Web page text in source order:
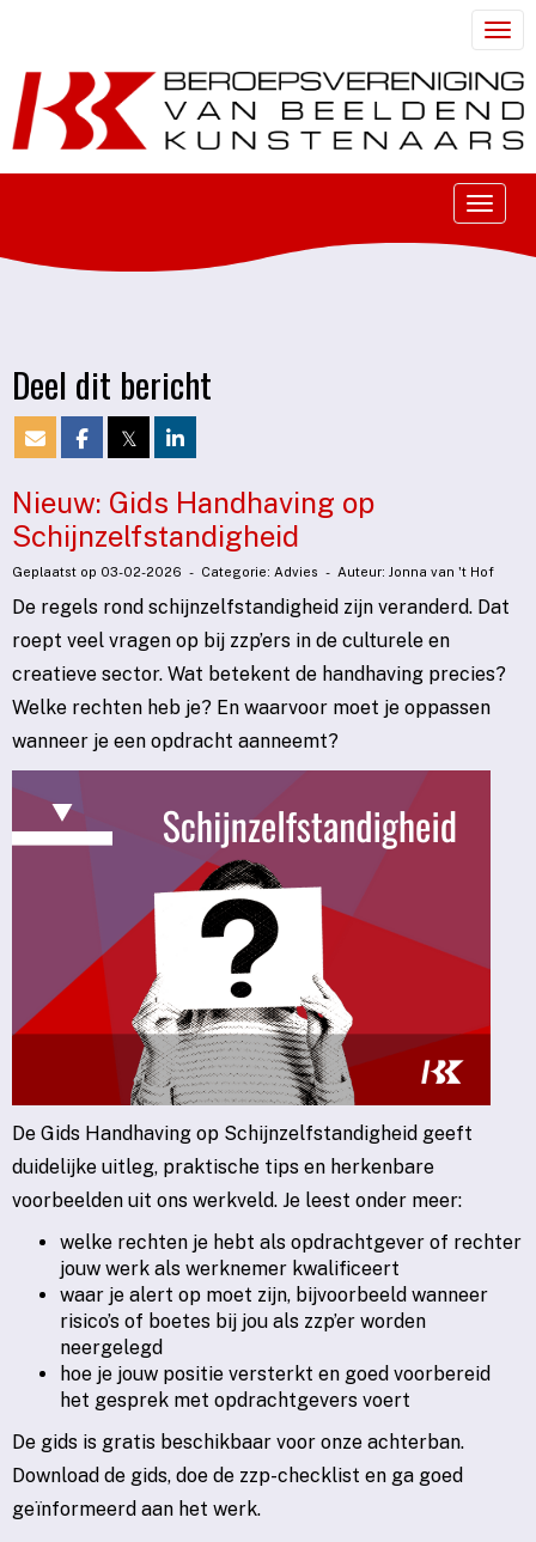
Deel dit bericht
𝕏
Nieuw: Gids Handhaving op
Schijnzelfstandigheid
Geplaatst op 03-02-2026 - Categorie: Advies - Auteur: Jonna van 't Hof
De regels rond schijnzelfstandigheid zijn veranderd. Dat
roept veel vragen op bij zzp’ers in de culturele en
creatieve sector. Wat betekent de handhaving precies?
Welke rechten heb je? En waarvoor moet je oppassen
wanneer je een opdracht aanneemt?
De Gids Handhaving op Schijnzelfstandigheid geeft
duidelijke uitleg, praktische tips en herkenbare
voorbeelden uit ons werkveld. Je leest onder meer:
welke rechten je hebt als opdrachtgever of rechter
jouw werk als werknemer kwalificeert
waar je alert op moet zijn, bijvoorbeeld wanneer
risico’s of boetes bij jou als zzp’er worden
neergelegd
hoe je jouw positie versterkt en goed voorbereid
het gesprek met opdrachtgevers voert
De gids is gratis beschikbaar voor onze achterban.
Download de gids, doe de zzp-checklist en ga goed
geïnformeerd aan het werk.